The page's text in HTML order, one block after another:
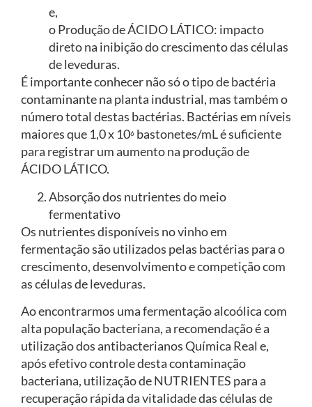
e,
o Produção de ÁCIDO LÁTICO: impacto
direto na inibição do crescimento das células
de leveduras.
É importante conhecer não só o tipo de bactéria
contaminante na planta industrial, mas também o
número total destas bactérias. Bactérias em níveis
maiores que 1,0 x 106 bastonetes/mL é suficiente
para registrar um aumento na produção de
ÁCIDO LÁTICO.
Absorção dos nutrientes do meio
fermentativo
Os nutrientes disponíveis no vinho em
fermentação são utilizados pelas bactérias para o
crescimento, desenvolvimento e competição com
as células de leveduras.
Ao encontrarmos uma fermentação alcoólica com
alta população bacteriana, a recomendação é a
utilização dos antibacterianos Química Real e,
após efetivo controle desta contaminação
bacteriana, utilização de NUTRIENTES para a
recuperação rápida da vitalidade das células de